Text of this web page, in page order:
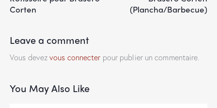
Corten
(Plancha/Barbecue)
Leave a comment
Vous devezvous connecter pour publier un commentaire.
You May Also Like